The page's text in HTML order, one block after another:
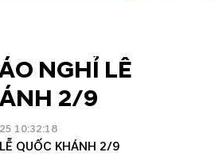
NGHỈ LỄ
2/9
10:32:18
QUỐC KHÁNH 2/9